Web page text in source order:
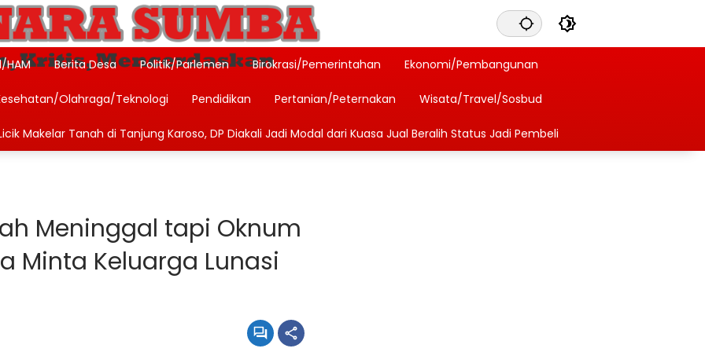
HAM Berita Desa Politik/Parlemen Birokrasi/Pemerintahan Ekonomi/Pembangunan
Olahraga/Teknologi Pendidikan Pertanian/Peternakan Wisata/Travel/Sosbud
Makelar Tanah di Tanjung Karoso, DP Diakali Jadi Modal dari Kuasa Jual Beralih Status Jadi Pembeli
Meninggal tapi Oknum
Minta Keluarga Lunasi